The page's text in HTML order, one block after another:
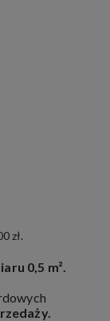
zł.
0,5 m².
.